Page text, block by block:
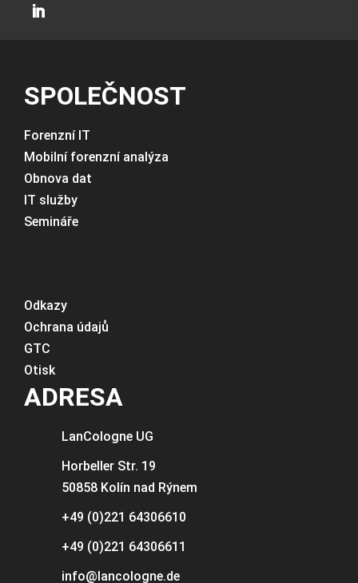
SPOLEČNOST
Forenzní IT
Mobilní forenzní analýza
Obnova dat
IT služby
Semináře
Odkazy
Ochrana údajů
GTC
Otisk
ADRESA
LanCologne UG
Horbeller Str. 19
50858 Kolín nad Rýnem
+49 (0)221 64306610
+49 (0)221 64306611
info@lancologne.de